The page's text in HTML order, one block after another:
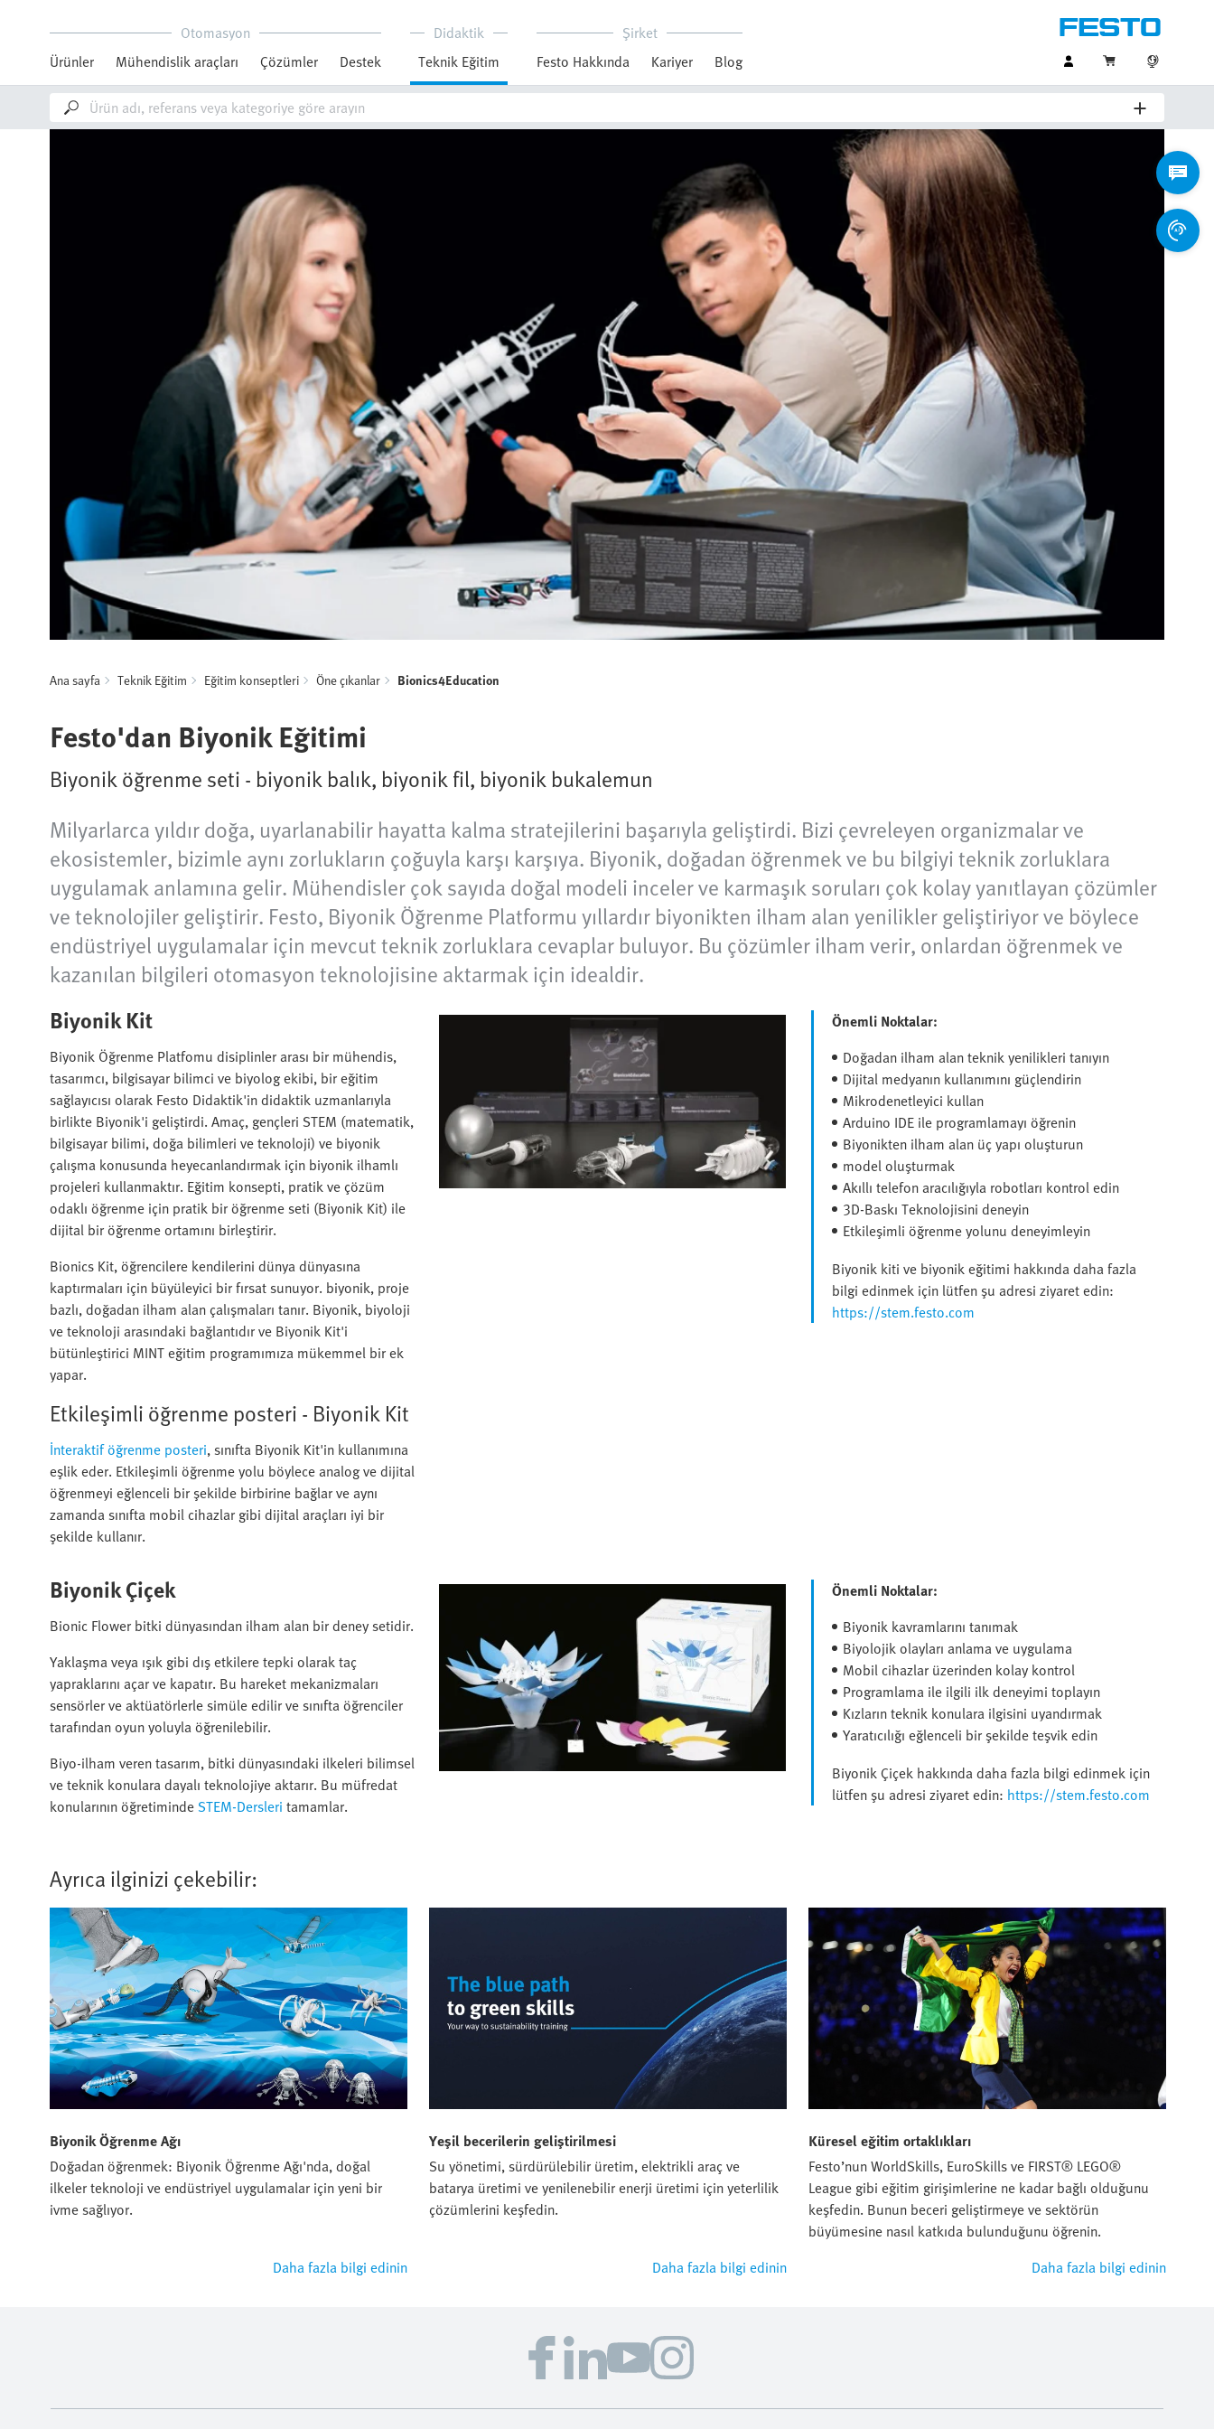
Otomasyon
Ürünler
Mühendislik araçları Çözümler Destek
Didaktik
Teknik Eğitim
Şirket
Festo Hakkında
Kariyer Blog
Ana sayfa Teknik Eğitim Eğitim konseptleri Öne çıkanlar Bionics4Education
Festo'dan Biyonik Eğitimi
Biyonik öğrenme seti - biyonik balık, biyonik fil, biyonik bukalemun
Milyarlarca yıldır doğa, uyarlanabilir hayatta kalma stratejilerini başarıyla geliştirdi. Bizi çevreleyen organizmalar ve
ekosistemler, bizimle aynı zorlukların çoğuyla karşı karşıya. Biyonik, doğadan öğrenmek ve bu bilgiyi teknik zorluklara
uygulamak anlamına gelir. Mühendisler çok sayıda doğal modeli inceler ve karmaşık soruları çok kolay yanıtlayan çözümler
ve teknolojiler geliştirir. Festo, Biyonik Öğrenme Platformu yıllardır biyonikten ilham alan yenilikler geliştiriyor ve böylece
endüstriyel uygulamalar için mevcut teknik zorluklara cevaplar buluyor. Bu çözümler ilham verir, onlardan öğrenmek ve
kazanılan bilgileri otomasyon teknolojisine aktarmak için idealdir.
Biyonik Kit
Biyonik Öğrenme Platfomu disiplinler arası bir mühendis,
tasarımcı, bilgisayar bilimci ve biyolog ekibi, bir eğitim
sağlayıcısı olarak Festo Didaktik'in didaktik uzmanlarıyla
birlikte Biyonik'i geliştirdi. Amaç, gençleri STEM (matematik,
bilgisayar bilimi, doğa bilimleri ve teknoloji) ve biyonik
çalışma konusunda heyecanlandırmak için biyonik ilhamlı
projeleri kullanmaktır. Eğitim konsepti, pratik ve çözüm
odaklı öğrenme için pratik bir öğrenme seti (Biyonik Kit) ile
dijital bir öğrenme ortamını birleştirir.
Bionics Kit, öğrencilere kendilerini dünya dünyasına
kaptırmaları için büyüleyici bir fırsat sunuyor. biyonik, proje
bazlı, doğadan ilham alan çalışmaları tanır. Biyonik, biyoloji
ve teknoloji arasındaki bağlantıdır ve Biyonik Kit'i
bütünleştirici MINT eğitim programımıza mükemmel bir ek
yapar.
Etkileşimli öğrenme posteri - Biyonik Kit
İnteraktif öğrenme posteri, sınıfta Biyonik Kit'in kullanımına
eşlik eder. Etkileşimli öğrenme yolu böylece analog ve dijital
öğrenmeyi eğlenceli bir şekilde birbirine bağlar ve aynı
zamanda sınıfta mobil cihazlar gibi dijital araçları iyi bir
şekilde kullanır.
Önemli Noktalar:
Doğadan ilham alan teknik yenilikleri tanıyın
Dijital medyanın kullanımını güçlendirin
Mikrodenetleyici kullan
Arduino IDE ile programlamayı öğrenin
Biyonikten ilham alan üç yapı oluşturun
model oluşturmak
Akıllı telefon aracılığıyla robotları kontrol edin
3D-Baskı Teknolojisini deneyin
Etkileşimli öğrenme yolunu deneyimleyin
Biyonik kiti ve biyonik eğitimi hakkında daha fazla
bilgi edinmek için lütfen şu adresi ziyaret edin:
https://stem.festo.com
Biyonik Çiçek
Bionic Flower bitki dünyasından ilham alan bir deney setidir.
Yaklaşma veya ışık gibi dış etkilere tepki olarak taç
yapraklarını açar ve kapatır. Bu hareket mekanizmaları
sensörler ve aktüatörlerle simüle edilir ve sınıfta öğrenciler
tarafından oyun yoluyla öğrenilebilir.
Biyo-ilham veren tasarım, bitki dünyasındaki ilkeleri bilimsel
ve teknik konulara dayalı teknolojiye aktarır. Bu müfredat
konularının öğretimindeSTEM-Dersleri tamamlar.
Önemli Noktalar:
Biyonik kavramlarını tanımak
Biyolojik olayları anlama ve uygulama
Mobil cihazlar üzerinden kolay kontrol
Programlama ile ilgili ilk deneyimi toplayın
Kızların teknik konulara ilgisini uyandırmak
Yaratıcılığı eğlenceli bir şekilde teşvik edin
Biyonik Çiçek hakkında daha fazla bilgi edinmek için
lütfen şu adresi ziyaret edin: https://stem.festo.com
Ayrıca ilginizi çekebilir:
Biyonik Öğrenme Ağı
Doğadan öğrenmek: Biyonik Öğrenme Ağı'nda, doğal
ilkeler teknoloji ve endüstriyel uygulamalar için yeni bir
ivme sağlıyor.
Daha fazla bilgi edinin
Yeşil becerilerin geliştirilmesi
Su yönetimi, sürdürülebilir üretim, elektrikli araç ve
batarya üretimi ve yenilenebilir enerji üretimi için yeterlilik
çözümlerini keşfedin.
Daha fazla bilgi edinin
Küresel eğitim ortaklıkları
Festo’nun WorldSkills, EuroSkills ve FIRST® LEGO®
League gibi eğitim girişimlerine ne kadar bağlı olduğunu
keşfedin. Bunun beceri geliştirmeye ve sektörün
büyümesine nasıl katkıda bulunduğunu öğrenin.
Daha fazla bilgi edinin